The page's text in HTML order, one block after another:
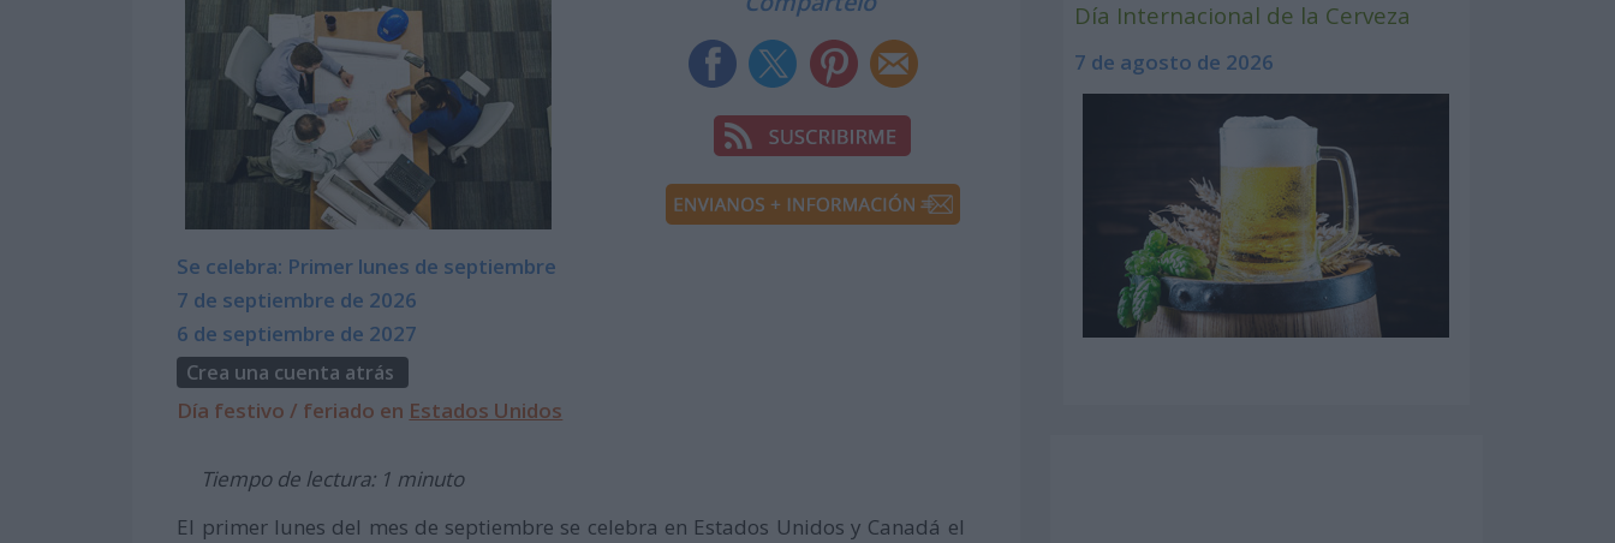
Se celebra: Primer lunes de septiembre
7 de septiembre de 2026
6 de septiembre de 2027
Crea una cuenta atrás
Día festivo / feriado en Estados Unidos
Tiempo de lectura: 1 minuto
El primer lunes del mes de septiembre se celebra en Estados Unidos y Canadá el
Día Internacional de la Cerveza
7 de agosto de 2026